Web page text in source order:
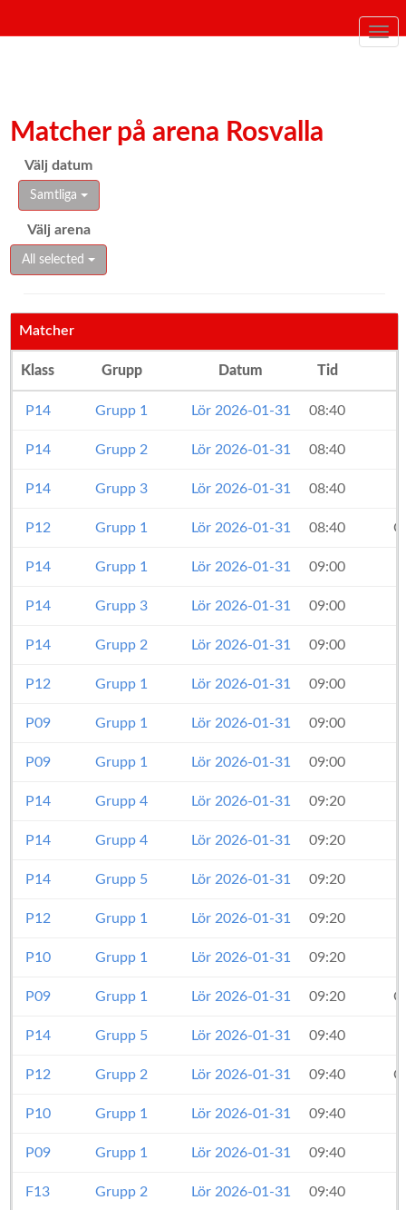
Matcher på arena Rosvalla
Välj datum
Samtliga
Välj arena
All selected
Matcher
Klass Grupp Datum Tid
P14 Grupp 1 Lör 2026-01-31 08:40
P14 Grupp 2 Lör 2026-01-31 08:40
P14 Grupp 3 Lör 2026-01-31 08:40
P12 Grupp 1 Lör 2026-01-31 08:40
P14 Grupp 1 Lör 2026-01-31 09:00
P14 Grupp 3 Lör 2026-01-31 09:00
P14 Grupp 2 Lör 2026-01-31 09:00
P12 Grupp 1 Lör 2026-01-31 09:00
P09 Grupp 1 Lör 2026-01-31 09:00
P09 Grupp 1 Lör 2026-01-31 09:00
P14 Grupp 4 Lör 2026-01-31 09:20
P14 Grupp 4 Lör 2026-01-31 09:20
P14 Grupp 5 Lör 2026-01-31 09:20
P12 Grupp 1 Lör 2026-01-31 09:20
P10 Grupp 1 Lör 2026-01-31 09:20
P09 Grupp 1 Lör 2026-01-31 09:20
P14 Grupp 5 Lör 2026-01-31 09:40
P12 Grupp 2 Lör 2026-01-31 09:40
P10 Grupp 1 Lör 2026-01-31 09:40
P09 Grupp 1 Lör 2026-01-31 09:40
F13 Grupp 2 Lör 2026-01-31 09:40